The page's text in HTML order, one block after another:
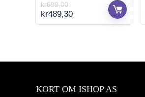
kr699,00
Opprinnelig
pris
kr489,30Nåværende
pris
KORT OM ISHOP AS